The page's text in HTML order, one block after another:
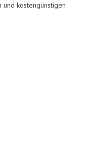
kostengünstigen